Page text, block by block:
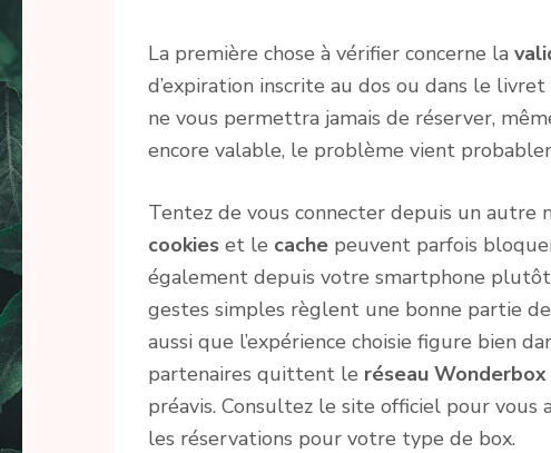
La première chose à vérifier concerne la
d’expiration inscrite au dos ou dans le
ne vous permettra jamais de réserver,
encore valable, le problème vient
Tentez de vous connecter depuis un autre
cookies et le cache peuvent parfois
également depuis votre smartphone
gestes simples règlent une bonne partie
aussi que l’expérience choisie figure bien
partenaires quittent le réseau Wonderbox
préavis. Consultez le site officiel pour vous
les réservations pour votre type de box.